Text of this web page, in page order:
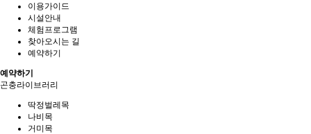
이용가이드
시설안내
체험프로그램
찾아오시는 길
예약하기
예약하기
곤충라이브러리
딱정벌레목
나비목
거미목